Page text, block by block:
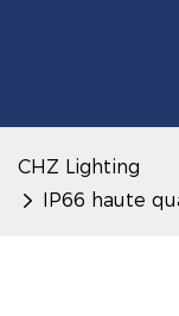
CHZ Lighting
IP66 haute